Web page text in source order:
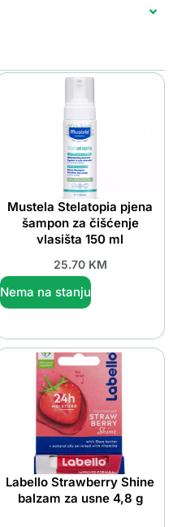
Mustela Stelatopia pjena
šampon za čišćenje
vlasišta 150 ml
25.70 KM
Nema na stanju
Labello Strawberry Shine
balzam za usne 4,8 g